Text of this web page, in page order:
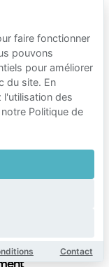
à
faire fonctionner
pouvons
pour améliorer
du site. En
l'utilisation des
Politique de
Contact